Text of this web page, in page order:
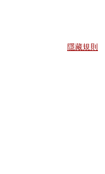
隱藏規則